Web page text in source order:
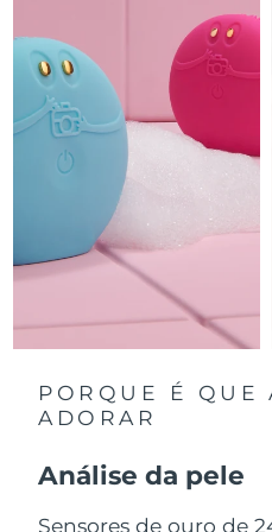
PORQUE É QUE
ADORAR
Análise da pele
Sensores de ouro de
Macau, RAE da
China
Malásia
México
Mônaco
Países Baixos